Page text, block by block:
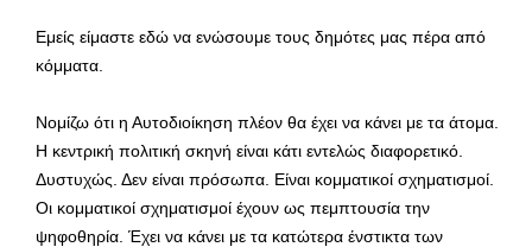
Εμείς είμαστε εδώ να ενώσουμε τους δημότες μας πέρα από
κόμματα.
Νομίζω ότι η Αυτοδιοίκηση πλέον θα έχει να κάνει με τα άτομα.
Η κεντρική πολιτική σκηνή είναι κάτι εντελώς διαφορετικό.
Δυστυχώς. Δεν είναι πρόσωπα. Είναι κομματικοί σχηματισμοί.
Οι κομματικοί σχηματισμοί έχουν ως πεμπτουσία την
ψηφοθηρία. Έχει να κάνει με τα κατώτερα ένστικτα των